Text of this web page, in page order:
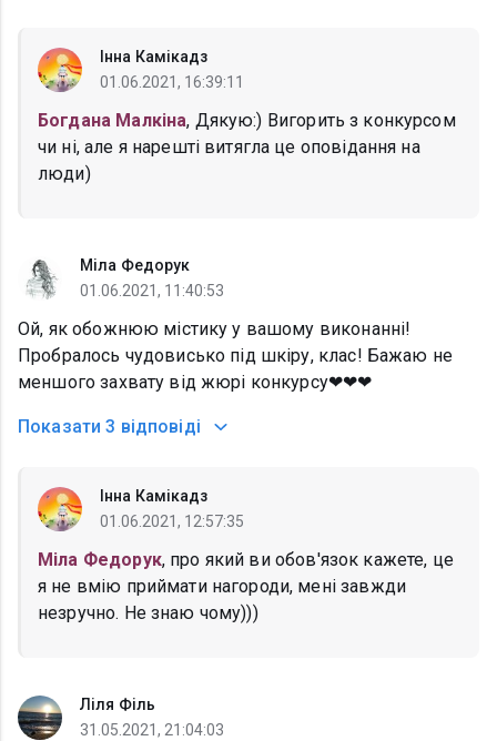
Інна Камікадз
01.06.2021, 16:39:11
Богдана Малкіна, Дякую:) Вигорить з конкурсом
чи ні, але я нарешті витягла це оповідання на
люди)
Міла Федорук
01.06.2021, 11:40:53
Ой, як обожнюю містику у вашому виконанні!
Пробралось чудовисько під шкіру, клас! Бажаю не
меншого захвату від жюрі конкурсу❤❤❤
Показати 3 відповіді
Інна Камікадз
01.06.2021, 12:57:35
Міла Федорук, про який ви обов'язок кажете, це
я не вмію приймати нагороди, мені завжди
незручно. Не знаю чому)))
Ліля Філь
31.05.2021, 21:04:03